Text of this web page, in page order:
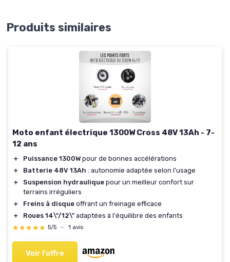
Produits similaires
Moto enfant électrique 1300W Cross 48V 13Ah - 7-
12 ans
＋ Puissance 1300W pour de bonnes accélérations
＋
Batterie 48V 13Ah : autonomie adaptée selon l'usage
＋
Suspension hydraulique pour un meilleur confort sur
terrains irréguliers
＋
Freins à disque offrant un freinage efficace
＋
Roues 14\"/12\" adaptées à l'équilibre des enfants
★★★★★
★★★★★ 5/5 — 1 avis
Voir l'offre